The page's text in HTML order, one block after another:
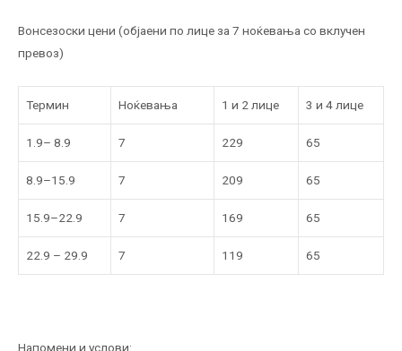
Вонсезоски цени (објаени по лице за 7 ноќевања со вклучен
превоз)
Термин Ноќевања 1 и 2 лице 3 и 4 лице
1.9– 8.9 7 229 65
8.9–15.9 7 209 65
15.9–22.9 7 169 65
22.9 – 29.9 7 119 65
Напомени и услови: